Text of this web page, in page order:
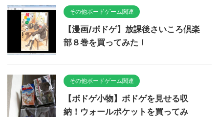
その他ボードゲーム関連
【漫画/ボドゲ】放課後さいころ倶楽
部８巻を買ってみた！
その他ボードゲーム関連
【ボドゲ小物】ボドゲを見せる収
納！ウォールポケットを買ってみ